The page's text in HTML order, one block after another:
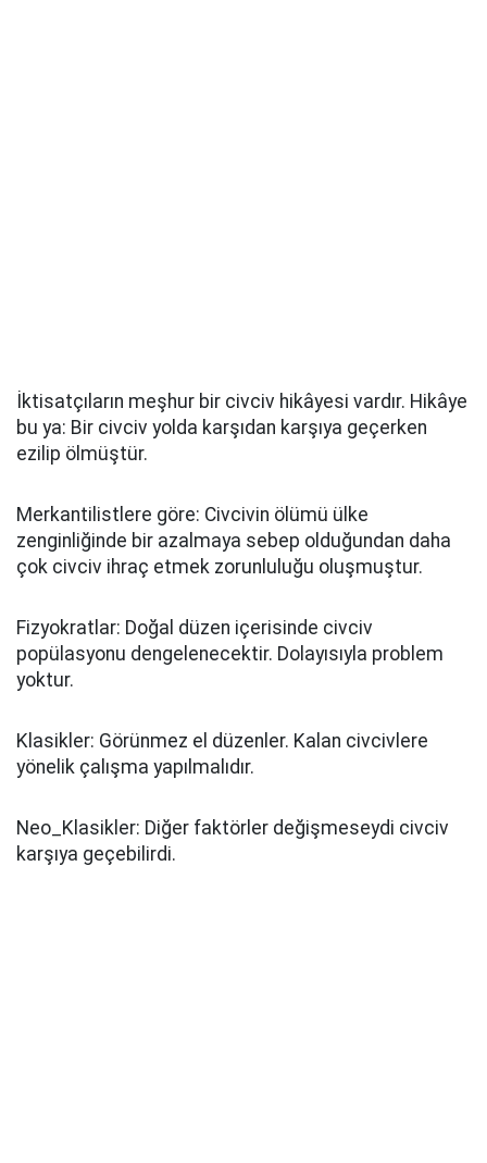
İktisatçıların meşhur bir civciv hikâyesi vardır. Hikâye
bu ya: Bir civciv yolda karşıdan karşıya geçerken
ezilip ölmüştür.
Merkantilistlere göre: Civcivin ölümü ülke
zenginliğinde bir azalmaya sebep olduğundan daha
çok civciv ihraç etmek zorunluluğu oluşmuştur.
Fizyokratlar: Doğal düzen içerisinde civciv
popülasyonu dengelenecektir. Dolayısıyla problem
yoktur.
Klasikler: Görünmez el düzenler. Kalan civcivlere
yönelik çalışma yapılmalıdır.
Neo_Klasikler: Diğer faktörler değişmeseydi civciv
karşıya geçebilirdi.